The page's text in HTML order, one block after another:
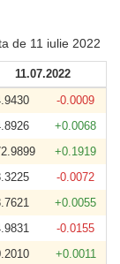
de 11 iulie 2022
11.07.2022
-0.0009
+0.0068
+0.1919
-0.0072
+0.0055
-0.0155
+0.0011